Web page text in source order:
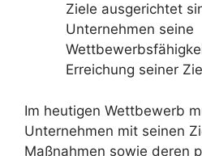
Ziele ausgerichtet
Unternehmen seine
Erreichung seiner
Im heutigen Wettbewerb
Unternehmen mit seinen
Maßnahmen sowie deren